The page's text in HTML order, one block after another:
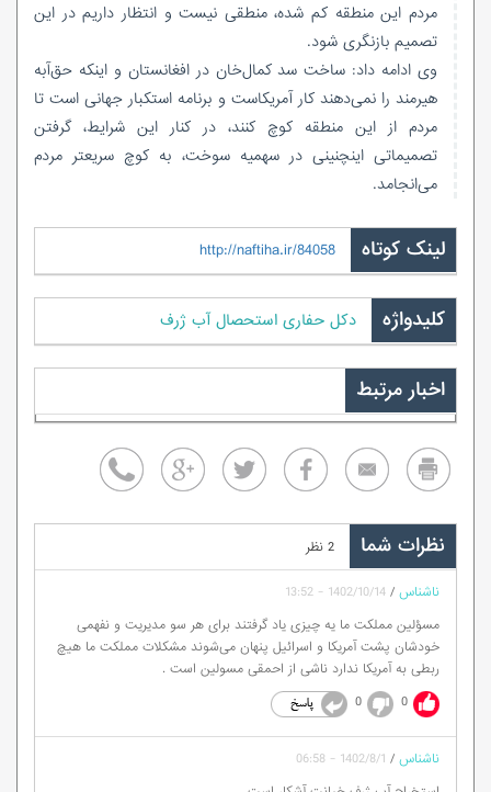
مردم این منطقه کم شده، منطقی نیست و انتظار داریم در این
تصمیم بازنگری شود.
وی ادامه داد: ساخت سد کمال‌خان در افغانستان و اینکه حق‌آبه
هیرمند را نمی‌دهند کار آمریکاست و برنامه استکبار جهانی است تا
مردم از این منطقه کوچ کنند، در کنار این شرایط، گرفتن
تصمیماتی اینچنینی در سهمیه سوخت، به کوچ سریعتر مردم
می‌انجامد.
لینک کوتاه http://naftiha.ir/84058
کلیدواژه دکل حفاری استحصال آب ژرف
اخبار مرتبط
نظرات شما 2 نظر
ناشناس /
1402/10/14 - 13:52
مسؤلین مملکت ما یه چیزی یاد گرفتند برای هر سو مدیریت و نفهمی
خودشان پشت آمریکا و اسرائیل پنهان می‌شوند مشکلات مملکت ما هیچ
ربطی به آمریکا ندارد ناشی از احمقی مسولین است .
0
0
ناشناس /
1402/8/1 - 06:58